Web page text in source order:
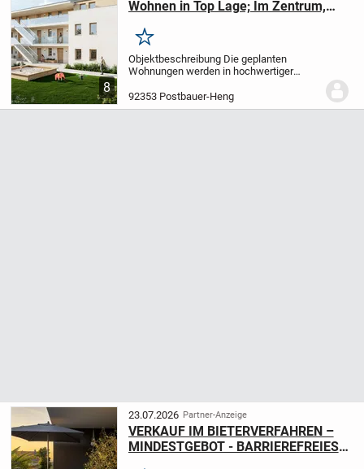
8
Wohnen in Top Lage; Im Zentrum,
Merken
Objektbeschreibung Die geplanten
Wohnungen werden in hochwertiger
voll diffusionsoffen, errichtet.
Atmungsfähigkeit der Wände erhalten
92353 Postbauer-Heng
23.07.2026 Partner-Anzeige
VERKAUF IM BIETERVERFAHREN –
MINDESTGEBOT - BARRIEREFREIES